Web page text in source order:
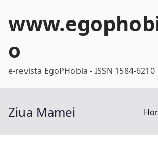
o
e-revista EgoPHobia - ISSN 1584-6210
Ziua Mamei